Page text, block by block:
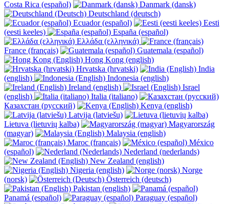
Costa Rica (español)
Danmark (dansk)
Deutschland (deutsch)
Ecuador (español)
Eesti
(eesti keeles)
España (español)
Ελλάδα (ελληνικά)
France (français)
Guatemala (español)
Hong Kong (english)
Hrvatska (hrvatski)
India
(english)
Indonesia (english)
Ireland (english)
Israel
(english)
Italia (italiano)
Казахстан (русский)
Kenya (english)
Latvija (latviešu)
Lietuva (lietuvių kalba)
Magyarország
(magyar)
Malaysia (english)
Maroc (français)
México
(español)
Nederland (nederlands)
New Zealand (english)
Nigeria (english)
Norge
(norsk)
Österreich (deutsch)
Pakistan (english)
Panamá (español)
Paraguay (español)